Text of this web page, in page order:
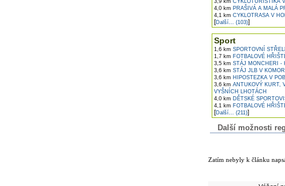
3,9 km CYKLOTURISTIKA
4,0 km PRAŠIVÁ A MALÁ
4,1 km CYKLOTRASA V
[Další... (103)]
Sport
1,6 km SPORTOVNÍ
1,7 km FOTBALOVÉ
3,5 km STÁJ MONCHERI -
3,6 km STÁJ JLB V
3,6 km HIPOSTEZKA V
3,6 km ANTUKOVÝ KURT,
VYŠNÍCH LHOTÁCH
4,0 km DĚTSKÉ
4,1 km FOTBALOVÉ
[Další... (211)]
Další možnosti
Zatím nebyly k článku